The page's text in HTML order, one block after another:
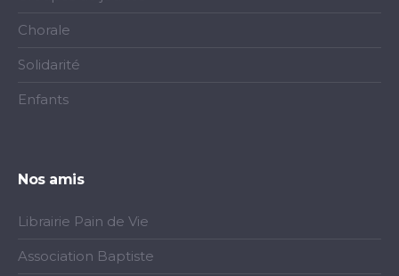
Chorale
Solidarité
Enfants
Nos amis
Librairie Pain de Vie
Association Baptiste